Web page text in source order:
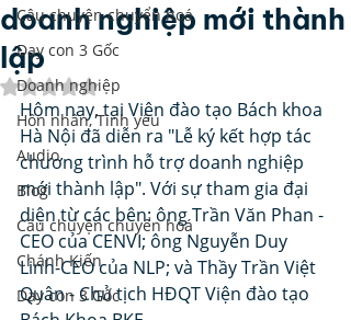
Câu chuyện chuyển hoá
Dạy con 3 Gốc
Doanh nghiệp
Hôn nhân, Tình yêu
Audio
Blog
Câu chuyện chuyển hoá
Chánh Kiến
Dạy con 3 Gốc
doanh nghiệp mới thành
lập
Đã xếp hạng NaN/5 sao.
Hôm nay, tại Viện đào tạo Bách khoa
Hà Nội đã diễn ra "Lễ ký kết hợp tác
chương trình hỗ trợ doanh nghiệp
mới thành lập". Với sự tham gia đại
diện từ các bên: ông Trần Văn Phan -
CEO của CENVI; ông Nguyễn Duy
Linh-CEO của NLP; và Thầy Trần Việt
Quân - Chủ tịch HĐQT Viện đào tạo